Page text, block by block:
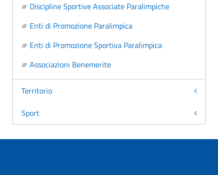
Discipline Sportive Associate Paralimpiche
Enti di Promozione Paralimpica
Enti di Promozione Sportiva Paralimpica
Associazioni Benemerite
Territorio
Sport